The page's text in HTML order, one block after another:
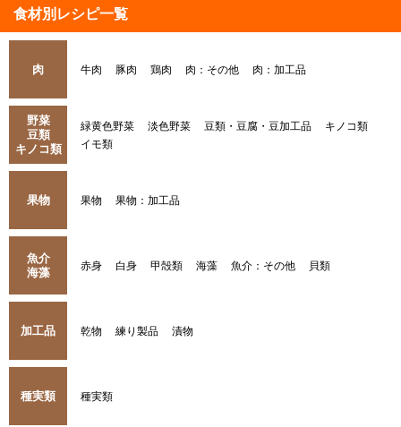
食材別レシピ一覧
肉 牛肉 豚肉 鶏肉 肉：その他 肉：加工品
野菜
豆類
キノコ類
緑黄色野菜 淡色野菜 豆類・豆腐・豆加工品
キノコ類
イモ類
果物 果物 果物：加工品
魚介
海藻
赤身 白身 甲殻類 海藻 魚介：その他 貝類
加工品 乾物 練り製品 漬物
種実類 種実類